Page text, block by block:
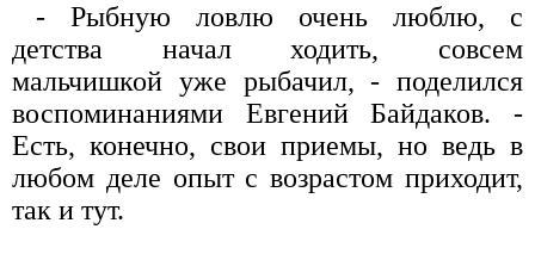
- Рыбную ловлю очень люблю, с
детства начал ходить, совсем
мальчишкой уже рыбачил, - поделился
воспоминаниями Евгений Байдаков. -
Есть, конечно, свои приемы, но ведь в
любом деле опыт с возрастом приходит,
так и тут.